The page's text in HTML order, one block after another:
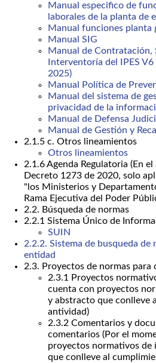
Manual especifico de
laborales de la planta de
Manual funciones planta
Manual SIG
Manual de Contratación,
Interventoría del IPES
2025)
Manual Política de
Manual del sistema de
privacidad de la
Manual de Defensa
Manual de Gestión y
2.1.5 c. Otros lineamientos
Otros lineamientos
2.1.6 Agenda Regulatoria (En
Decreto 1273 de 2020, solo
"los Ministerios y
Rama Ejecutiva del Poder
2.2. Búsqueda de normas
2.2.1 Sistema Único de
SUIN
2.2.2. Sistema de busqueda de
entidad
2.3. Proyectos de normas para
2.3.1 Proyectos
cuenta con proyectos
y abstracto que conlleve
antividad)
2.3.2 Comentarios y
comentarios (Por el
proyectos normativos de
que conlleve al